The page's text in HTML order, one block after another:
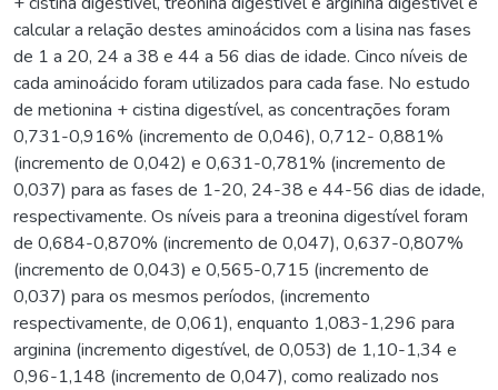
calcular a relação destes aminoácidos com a lisina nas fases
de 1 a 20, 24 a 38 e 44 a 56 dias de idade. Cinco níveis de
cada aminoácido foram utilizados para cada fase. No estudo
de metionina + cistina digestível, as concentrações foram
0,731-0,916% (incremento de 0,046), 0,712- 0,881%
(incremento de 0,042) e 0,631-0,781% (incremento de
0,037) para as fases de 1-20, 24-38 e 44-56 dias de idade,
respectivamente. Os níveis para a treonina digestível foram
de 0,684-0,870% (incremento de 0,047), 0,637-0,807%
(incremento de 0,043) e 0,565-0,715 (incremento de
0,037) para os mesmos períodos, (incremento
respectivamente, de 0,061), enquanto 1,083-1,296 para
arginina (incremento digestível, de 0,053) de 1,10-1,34 e
0,96-1,148 (incremento de 0,047), como realizado nos